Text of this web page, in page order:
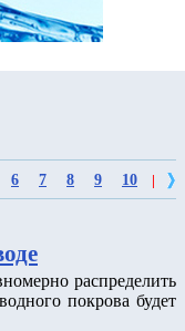
6 7 8 9 10
распределить
покрова будет